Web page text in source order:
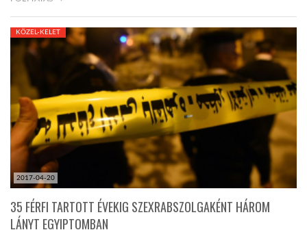
2017-04-20
KÖZEL-KELET
35 FÉRFI TARTOTT ÉVEKIG SZEXRABSZOLGAKÉNT HÁROM
LÁNYT EGYIPTOMBAN